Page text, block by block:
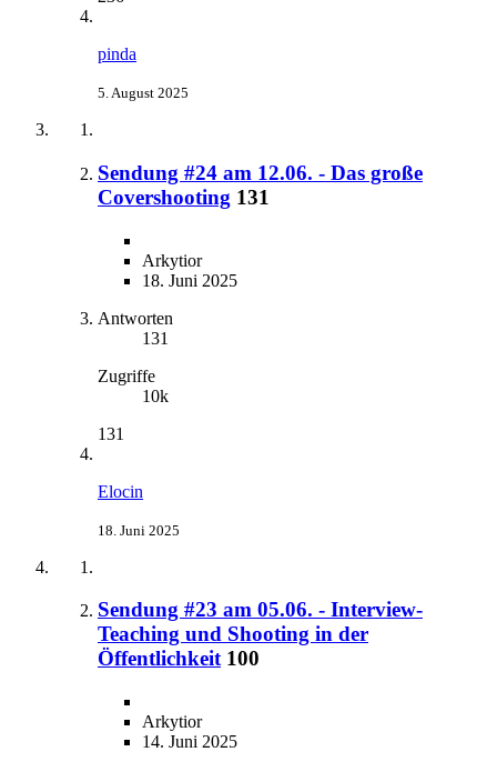
pinda
5. August 2025
Sendung #24 am 12.06. - Das große
Covershooting 131
Arkytior
18. Juni 2025
Antworten
131
Zugriffe
10k
131
Elocin
18. Juni 2025
Sendung #23 am 05.06. - Interview-
Teaching und Shooting in der
Öffentlichkeit 100
Arkytior
14. Juni 2025